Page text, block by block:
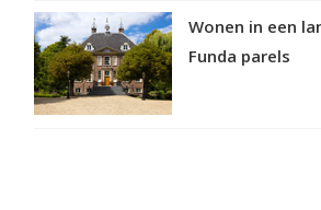
Wonen in een
Funda parels